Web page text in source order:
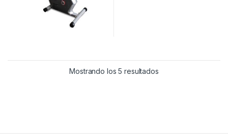
Mostrando los 5 resultados